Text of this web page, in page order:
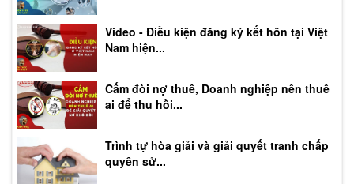
Video - Điều kiện đăng ký kết hôn tại Việt
Nam hiện...
Cấm đòi nợ thuê, Doanh nghiệp nên thuê
ai để thu hồi...
Trình tự hòa giải và giải quyết tranh chấp
quyền sử...